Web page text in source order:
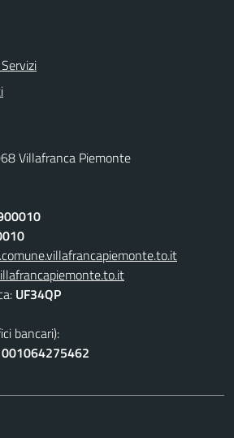
Villafranca Piemonte
UF34QP
bancari):